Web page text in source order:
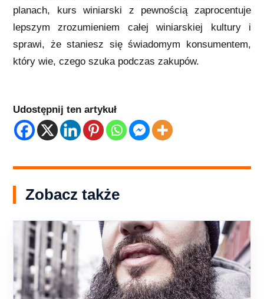
planach, kurs winiarski z pewnością zaprocentuje
lepszym zrozumieniem całej winiarskiej kultury i
sprawi, że staniesz się świadomym konsumentem,
który wie, czego szuka podczas zakupów.
Udostępnij ten artykuł
Zobacz także